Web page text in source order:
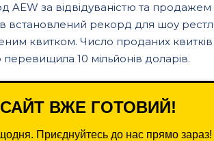
за відвідуваністю та продажем
рекорд для шоу
квитком. Число проданих квитків
перевищила 10 мільйонів доларів.
ВЖЕ ГОТОВИЙ!
Приєднуйтесь до нас прямо зараз!